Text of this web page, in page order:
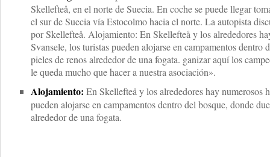
Skellefteå, en el norte de Suecia. En coche se puede llegar
el sur de Suecia vía Estocolmo hacia el norte. La autopista
por Skellefteå. Alojamiento: En Skellefteå y los alrededores
Svansele, los turistas pueden alojarse en campamentos dentro
pieles de renos alrededor de una fogata. ganizar aquí los
le queda mucho que hacer a nuestra asociación».
Alojamiento: En Skellefteå y los alrededores hay numerosos
pueden alojarse en campamentos dentro del bosque, donde
alrededor de una fogata.